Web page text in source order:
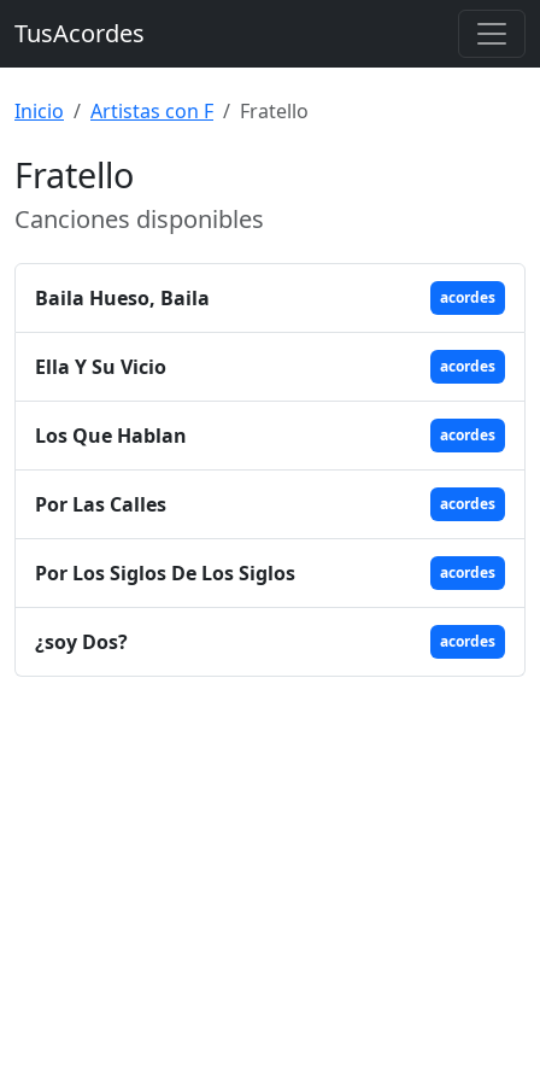
TusAcordes
Inicio Artistas con F Fratello
Fratello
Canciones disponibles
Baila Hueso, Baila acordes
Ella Y Su Vicio acordes
Los Que Hablan acordes
Por Las Calles acordes
Por Los Siglos De Los Siglos acordes
¿soy Dos? acordes